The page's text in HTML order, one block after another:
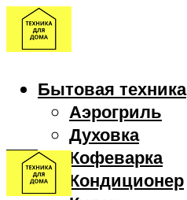
Бытовая техника
Аэрогриль
Духовка
Кофеварка
Кондиционер